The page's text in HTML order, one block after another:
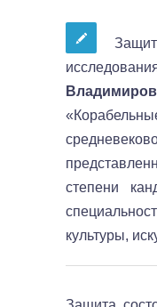
степени
культуры,